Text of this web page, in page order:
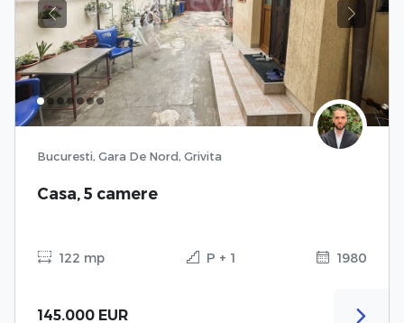
Previous Next
Bucuresti, Gara De Nord, Grivita
Casa, 5 camere
122 mp P + 1 1980
145.000 EUR